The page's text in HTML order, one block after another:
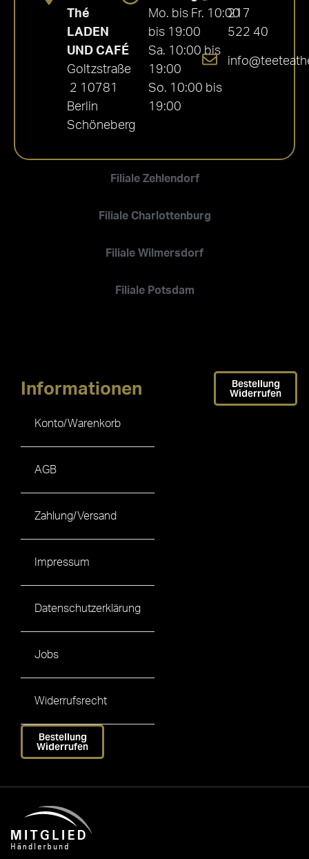
Filiale Zehlendorf
Filiale Charlottenburg
Filiale Wilmersdorf
Filiale Potsdam
Thé
LADEN
UND CAFÉ
Goltzstraße
2 10781
Berlin
Schöneberg
Mo. bis Fr. 10:00
bis 19:00
Sa. 10:00 bis
19:00
So. 10:00 bis
19:00
217
522 40
Informationen
Konto/Warenkorb
AGB
Zahlung/Versand
Impressum
Datenschutzerklärung
Jobs
Widerrufsrecht
Bestellung
Widerrufen
Bestellung
Widerrufen